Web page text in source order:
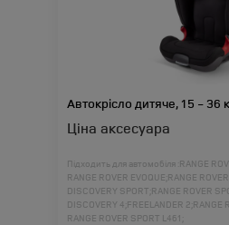
Автокрісло дитяче, 15 - 36
Ціна аксесуара
Підходить для автомобіля : RANGE
RANGE ROVER EVOQUE; RANGE ROVER;
DISCOVERY SPORT; RANGE ROVER
DISCOVERY 4; FREELANDER 2; RANGE
RANGE ROVER SPORT L461;